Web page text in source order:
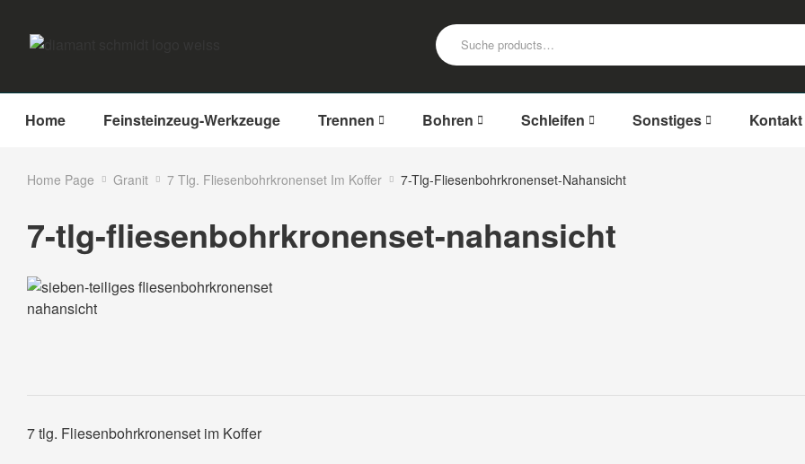
Home Feinsteinzeug-Werkzeuge Trennen Bohren Schleifen Sonstiges Kontakt
Home Page Granit 7 Tlg. Fliesenbohrkronenset Im Koffer 7-Tlg-Fliesenbohrkronenset-Nahansicht
7-tlg-fliesenbohrkronenset-nahansicht
7 tlg. Fliesenbohrkronenset im Koffer